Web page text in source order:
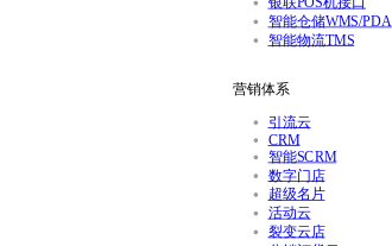
智能仓储WMS/PDA
智能物流TMS
营销体系
引流云
CRM
智能SCRM
数字门店
超级名片
活动云
裂变云店